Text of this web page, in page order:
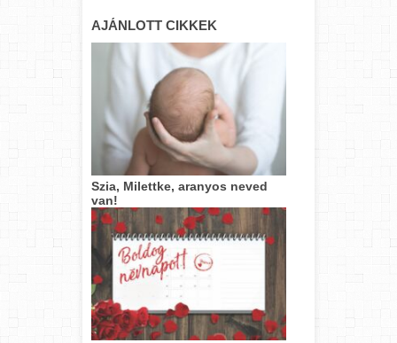
AJÁNLOTT CIKKEK
Szia, Milettke, aranyos neved
van!